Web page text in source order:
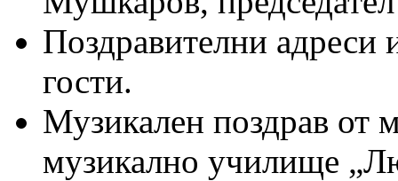
Поздравителни адреси
гости.
Музикален поздрав от
музикално училище